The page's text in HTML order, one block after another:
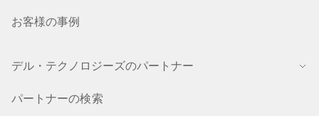
お客様の事例
デル・テクノロジーズのパートナー
パートナーの検索